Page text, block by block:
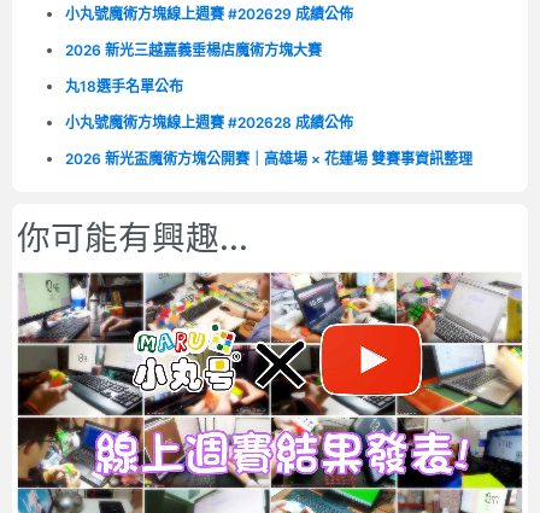
小丸號魔術方塊線上週賽 #202629 成績公佈
2026 新光三越嘉義垂楊店魔術方塊大賽
丸18選手名單公布
小丸號魔術方塊線上週賽 #202628 成績公佈
2026 新光盃魔術方塊公開賽｜高雄場 × 花蓮場 雙賽事資訊整理
你可能有興趣...